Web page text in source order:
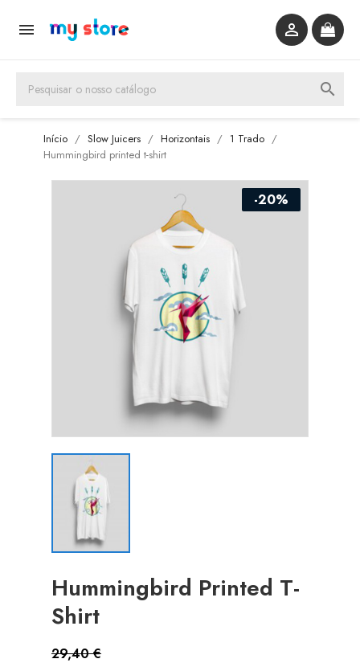
 
search
Início Slow Juicers Horizontais
1 Trado
Hummingbird printed t-shirt
-20%
Hummingbird Printed T-
Shirt
29,40 €